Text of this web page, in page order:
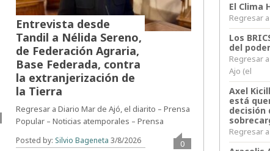
Entrevista desde
Tandil a Nélida Sereno,
de Federación Agraria,
Base Federada, contra
la extranjerización de
la Tierra
Regresar a Diario Mar de Ajó, el diarito – Prensa
Popular – Noticias atemporales – Prensa
Posted by: Silvio Bageneta 3/8/2026 0
El Clima
Regresar
Los
del
Regresar
Ajo (el
Axel
está
decisión
Regresar